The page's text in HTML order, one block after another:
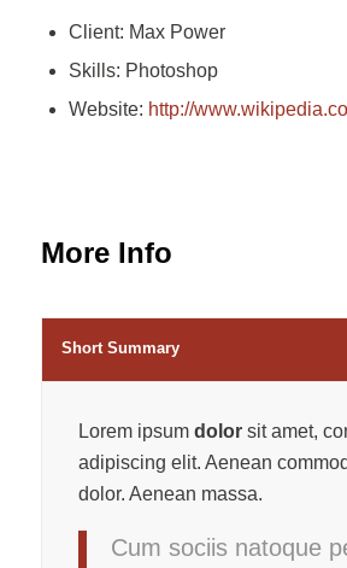
Client: Max Power
Skills: Photoshop
Website: http://
More Info
Short Summary
Lorem ipsum dolorsit amet,
adipiscing elit. Aenean
dolor. Aenean massa.
Cum sociis natoque